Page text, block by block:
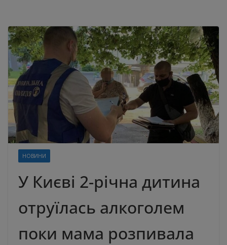
НОВИНИ
У Києві 2-річна дитина
отруїлась алкоголем
поки мама розпивала